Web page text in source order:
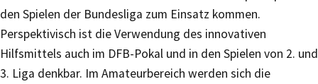
den Spielen der Bundesliga zum Einsatz kommen.
Perspektivisch ist die Verwendung des innovativen
Hilfsmittels auch im DFB-Pokal und in den Spielen von 2. und
3. Liga denkbar. Im Amateurbereich werden sich die